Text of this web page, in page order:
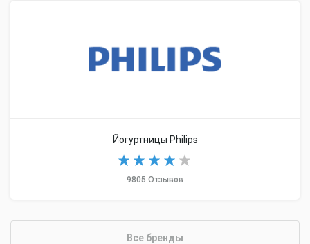
Йогуртницы Philips
9805 Отзывов
Все бренды